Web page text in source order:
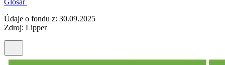
Glosář
Údaje o fondu z: 30.09.2025
Zdroj: Lipper